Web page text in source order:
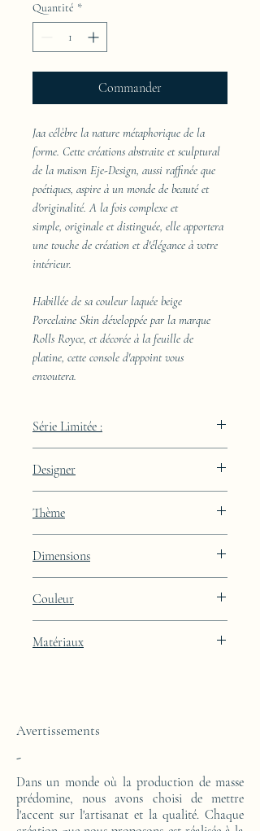
Quantité *
Commander
Jaa célèbre la nature métaphorique de la
forme. Cette créations abstraite et sculptural
de la maison Eje-Design, aussi raffinée que
poétiques, aspire à un monde de beauté et
d'originalité. A la fois complexe et
simple, originale et distinguée, elle apportera
une touche de création et d'élégance à votre
intérieur.
Habillée de sa couleur laquée beige
Porcelaine Skin développée par la marque
Rolls Royce, et décorée à la feuille de
platine, cette console d'appoint vous
envoutera.
Série Limitée :
Designer
Thème
Dimensions
Profondeur : 24cm
Couleur
intégration de feuille de platine
Matériaux
Avertissements
-
Dans un monde où la production de masse
prédomine, nous avons choisi de mettre
l'accent sur l'artisanat et la qualité. Chaque